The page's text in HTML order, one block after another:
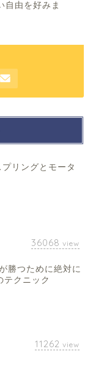
自由を好みま
リングとモータ
36068 view
勝つために絶対に
テクニック
11262 view